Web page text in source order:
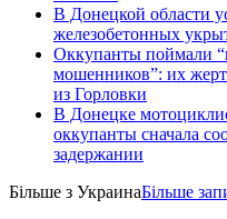
В Донецкой области
железобетонных
Оккупанты поймали
мошенников”: их
из Горловки
В Донецке
оккупанты сначала
задержании
Більше з УкраинаБільше